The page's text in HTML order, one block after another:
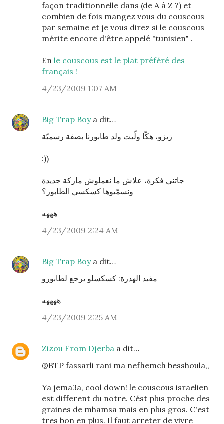
façon traditionnelle dans (de A à Z ?) et
combien de fois mangez vous du couscous
par semaine et je vous direz si le couscous
mérite encore d'être appelé "tunisien" .
En le couscous est le plat préféré des
français !
4/23/2009 1:07 AM
Big Trap Boya dit…
زيزو، هكّا ولّيت ولد طابورنا بصفة رسميّة
:))
جاتني فكرة، علاش ما نعملوش ماركة جديدة
ونسمّيوها كسكسي الطابور؟
هههه
4/23/2009 2:24 AM
Big Trap Boya dit…
مفيد الهدرة: كسكسلو يرجع لطابورو
ههههه
4/23/2009 2:25 AM
Zizou From Djerba a dit…
@BTP fassarli rani ma nefhemch besshoula,,
Ya jema3a, cool down! le couscous israelien
est different du notre. Cést plus proche des
graines de mhamsa mais en plus gros. C'est
tres bon en plus. Il faut arreter de vivre